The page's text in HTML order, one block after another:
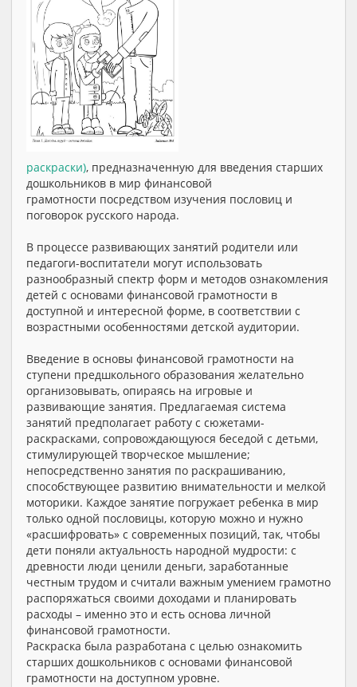
раскраски), предназначенную для введения старших
дошкольников в мир финансовой
грамотности посредством изучения пословиц и
поговорок русского народа.
В процессе развивающих занятий родители или
педагоги-воспитатели могут использовать
разнообразный спектр форм и методов ознакомления
детей с основами финансовой грамотности в
доступной и интересной форме, в соответствии с
возрастными особенностями детской аудитории.
Введение в основы финансовой грамотности на
ступени предшкольного образования желательно
организовывать, опираясь на игровые и
развивающие занятия. Предлагаемая система
занятий предполагает работу с сюжетами-
раскрасками, сопровождающуюся беседой с детьми,
стимулирующей творческое мышление;
непосредственно занятия по раскрашиванию,
способствующее развитию внимательности и мелкой
моторики. Каждое занятие погружает ребенка в мир
только одной пословицы, которую можно и нужно
«расшифровать» с современных позиций, так, чтобы
дети поняли актуальность народной мудрости: с
древности люди ценили деньги, заработанные
честным трудом и считали важным умением грамотно
распоряжаться своими доходами и планировать
расходы – именно это и есть основа личной
финансовой грамотности.
Раскраска была разработана с целью ознакомить
старших дошкольников с основами финансовой
грамотности на доступном уровне.